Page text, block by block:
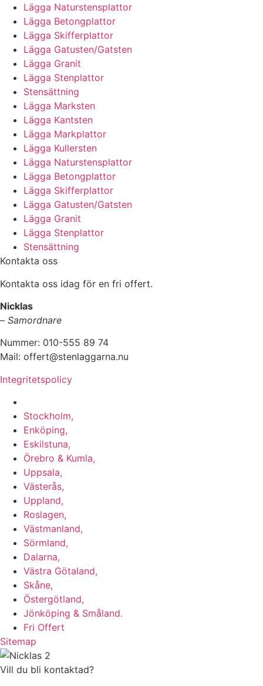
Lägga Naturstensplattor
Lägga Betongplattor
Lägga Skifferplattor
Lägga Gatusten/Gatsten
Lägga Granit
Lägga Stenplattor
Stensättning
Lägga Marksten
Lägga Kantsten
Lägga Markplattor
Lägga Kullersten
Lägga Naturstensplattor
Lägga Betongplattor
Lägga Skifferplattor
Lägga Gatusten/Gatsten
Lägga Granit
Lägga Stenplattor
Stensättning
Kontakta oss
Kontakta oss idag för en fri offert.
Nicklas
– Samordnare
Nummer: 010-555 89 74
Mail: offert@stenlaggarna.nu
Integritetspolicy
Stockholm,
Enköping,
Eskilstuna,
Örebro & Kumla,
Uppsala,
Västerås,
Uppland,
Roslagen,
Västmanland,
Sörmland,
Dalarna,
Västra Götaland,
Skåne,
Östergötland,
Jönköping & Småland.
Fri Offert
Sitemap
Vill du bli kontaktad?